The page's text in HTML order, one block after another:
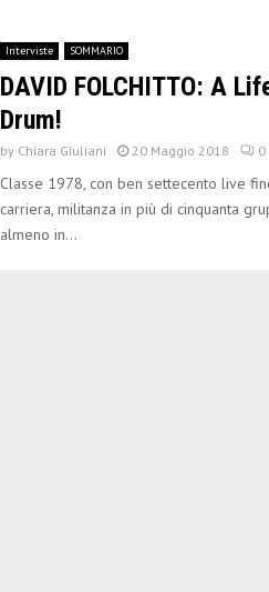
Interviste SOMMARIO
DAVID FOLCHITTO: A
Drum!
by Chiara Giuliani 20 Maggio 2018 0
Classe 1978, con ben settecento live
carriera, militanza in più di cinquanta
almeno in...